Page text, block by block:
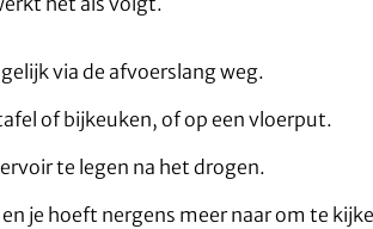
via de afvoerslang weg.
of bijkeuken, of op een vloerput.
te legen na het drogen.
je hoeft nergens meer naar om te